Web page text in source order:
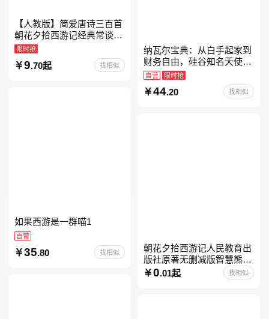
【人教版】简爱唐诗三百首
朝花夕拾西游记经典常谈昆
虫记骆驼祥子钢铁是怎样炼
成的升级版鲁迅原著正版七
八九年级上下 鲁滨逊漂流
限时抢
9.70起 找相似
纳瓦尔宝典：从白手起家到
财务自由，硅谷知名天使投
资人纳瓦尔智慧箴言录
自营 限时抢
44.20 找相似
如果西游是一群喵1
自营
35.80 找相似
朝花夕拾西游记人民教育出
版社原著无删减版智慧熊升
级版七年级必读书目初一上
册人民文学出版社人教版当
0.01起 找相似